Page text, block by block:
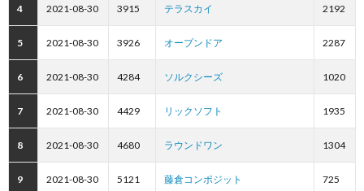
4 2021-08-30 3915 テラスカイ 2192
5 2021-08-30 3926 オープンドア 2287
6 2021-08-30 4284 ソルクシーズ 1020
7 2021-08-30 4429 リックソフト 1935
8 2021-08-30 4680 ラウンドワン 1304
9 2021-08-30 5121 藤倉コンポジット 725